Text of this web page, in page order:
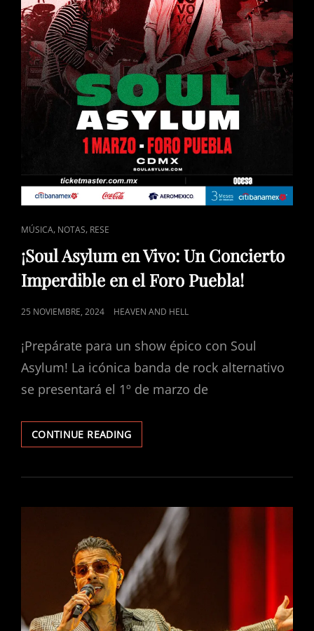
FLOW
FEST
2024
CON
UN
HOMENAJE
A
SELENA
CAT
LINKS
MÚSICA, NOTAS, RESE
¡Soul Asylum en Vivo: Un Concierto
Imperdible en el Foro Puebla!
POSTED
25 NOVIEMBRE, 2024 HEAVEN AND HELL
¡Prepárate para un show épico con Soul
Asylum! La icónica banda de rock alternativo
se presentará el 1º de marzo de
CONTINUE READING¡SOUL
ASYLUM
VIVO:
CONCIERTO
IMPERDIBLE
EL
FORO
PUEBLA!